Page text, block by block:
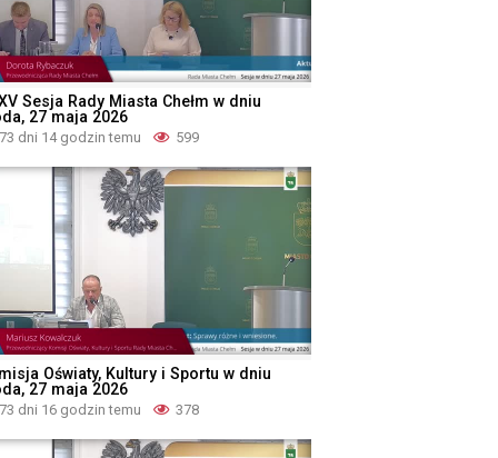
Sesja Rady Miasta Chełm w dniu
27 maja 2026
73 dni 14 godzin temu 599
Oświaty, Kultury i Sportu w dniu
27 maja 2026
73 dni 16 godzin temu 378